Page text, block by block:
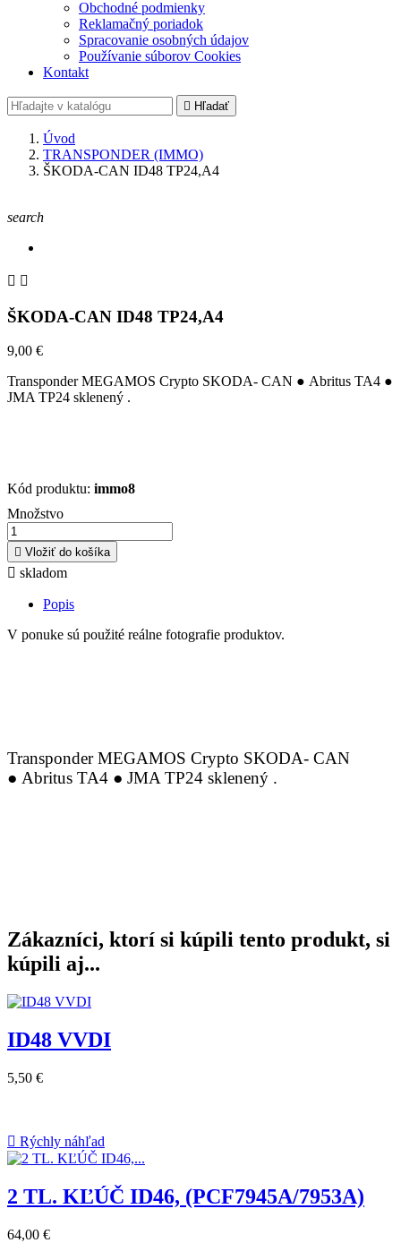
Obchodné podmienky
Reklamačný poriadok
Spracovanie osobných údajov
Používanie súborov Cookies
Kontakt
 Hľadať
Úvod
TRANSPONDER (IMMO)
ŠKODA-CAN ID48 TP24,A4
search
 
ŠKODA-CAN ID48 TP24,A4
9,00 €
Transponder MEGAMOS Crypto SKODA- CAN ● Abritus TA4 ●
JMA TP24 sklenený .
Kód produktu: immo8
Množstvo
 Vložiť do košíka
 skladom
Popis
V ponuke sú použité reálne fotografie produktov.
Transponder MEGAMOS Crypto SKODA- CAN
● Abritus TA4 ● JMA TP24 sklenený .
Zákazníci, ktorí si kúpili tento produkt, si
kúpili aj...
ID48 VVDI
5,50 €
 Rýchly náhľad
2 TL. KĽÚČ ID46, (PCF7945A/7953A)
64,00 €